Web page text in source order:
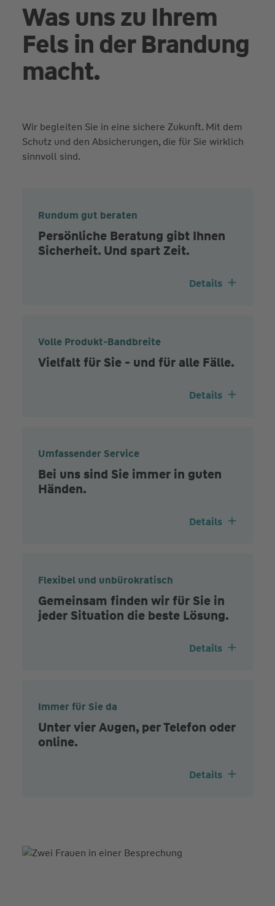
Was uns zu Ihrem
Fels in der Brandung
macht.
Wir begleiten Sie in eine sichere Zukunft. Mit dem
Schutz und den Absicherungen, die für Sie wirklich
sinnvoll sind.
Rundum gut beraten
Persönliche Beratung gibt Ihnen
Sicherheit. Und spart Zeit.
Details
Volle Produkt-Bandbreite
Vielfalt für Sie - und für alle Fälle.
Details
Umfassender Service
Bei uns sind Sie immer in guten
Händen.
Details
Flexibel und unbürokratisch
Gemeinsam finden wir für Sie in
jeder Situation die beste Lösung.
Details
Immer für Sie da
Unter vier Augen, per Telefon oder
online.
Details